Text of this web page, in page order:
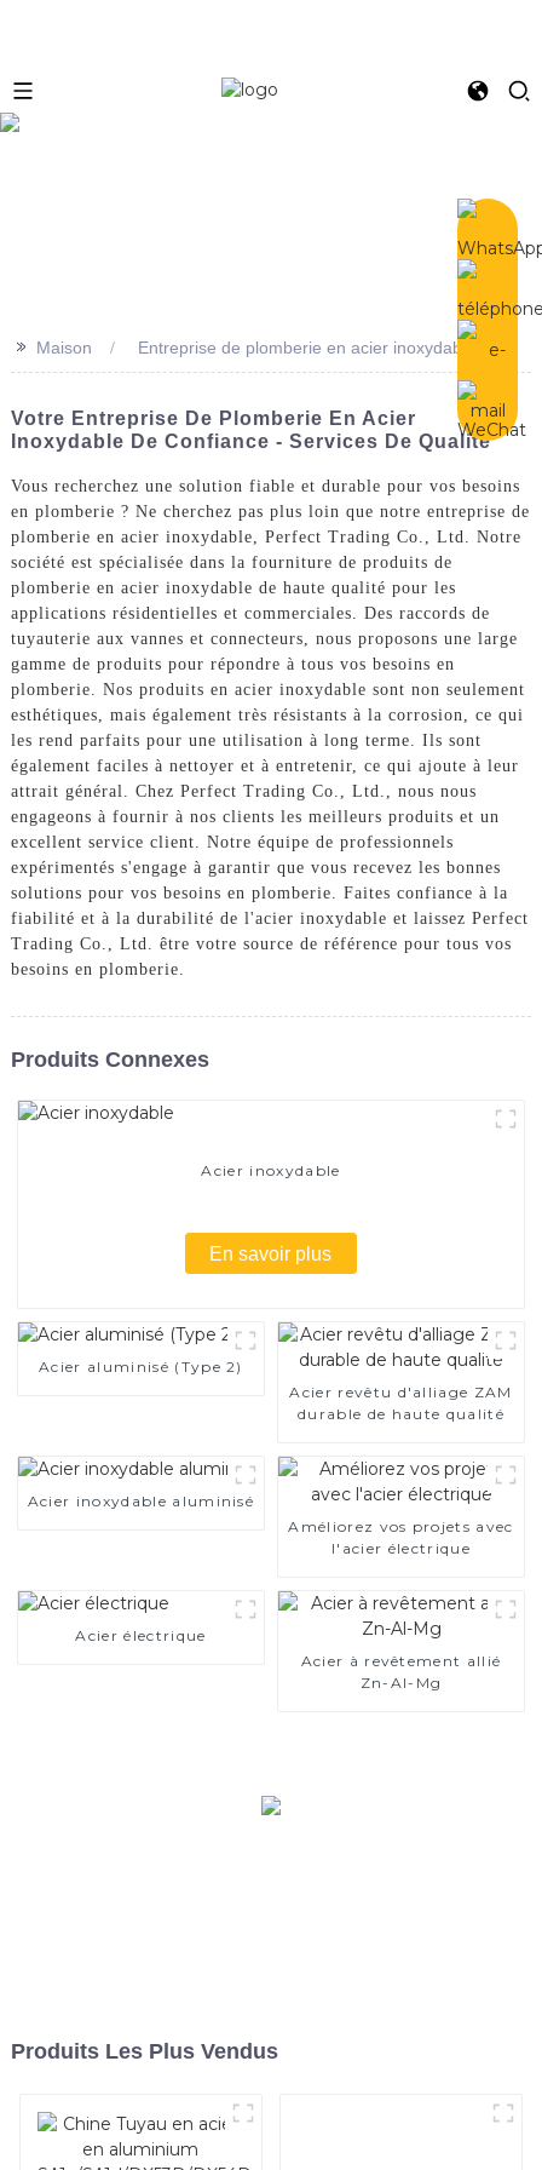
>> Maison Entreprise de plomberie en acier inoxydable
Votre Entreprise De Plomberie En Acier
Inoxydable De Confiance - Services De Qualité
Vous recherchez une solution fiable et durable pour vos besoins
en plomberie ? Ne cherchez pas plus loin que notre entreprise de
plomberie en acier inoxydable, Perfect Trading Co., Ltd. Notre
société est spécialisée dans la fourniture de produits de
plomberie en acier inoxydable de haute qualité pour les
applications résidentielles et commerciales. Des raccords de
tuyauterie aux vannes et connecteurs, nous proposons une large
gamme de produits pour répondre à tous vos besoins en
plomberie. Nos produits en acier inoxydable sont non seulement
esthétiques, mais également très résistants à la corrosion, ce qui
les rend parfaits pour une utilisation à long terme. Ils sont
également faciles à nettoyer et à entretenir, ce qui ajoute à leur
attrait général. Chez Perfect Trading Co., Ltd., nous nous
engageons à fournir à nos clients les meilleurs produits et un
excellent service client. Notre équipe de professionnels
expérimentés s'engage à garantir que vous recevez les bonnes
solutions pour vos besoins en plomberie. Faites confiance à la
fiabilité et à la durabilité de l'acier inoxydable et laissez Perfect
Trading Co., Ltd. être votre source de référence pour tous vos
besoins en plomberie.
Produits Connexes
Acier inoxydable
En savoir plus
Acier aluminisé (Type 2)
Acier revêtu d'alliage ZAM
durable de haute qualité
Acier inoxydable aluminisé
Améliorez vos projets avec
l'acier électrique
Acier électrique
Acier à revêtement allié
Zn-Al-Mg
Produits Les Plus Vendus